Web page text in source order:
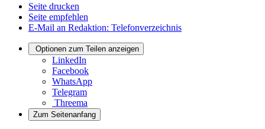
Seite drucken
Seite empfehlen
E-Mail an Redaktion: Telefonverzeichnis
Optionen zum Teilen anzeigen
LinkedIn
Facebook
WhatsApp
Telegram
Threema
Zum Seitenanfang